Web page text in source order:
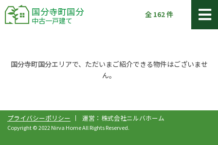
国分寺町国分
中古一戸建て
全 162件
国分寺町国分エリアで、ただいまご紹介できる物件はございませ
ん。
プライバシーポリシー 運営：株式会社ニルバホーム
Copyright © 2022 Nirva Home All Rights Reserved.